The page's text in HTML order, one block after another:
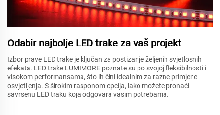
Odabir najbolje LED trake za vaš projekt
Izbor prave LED trake je ključan za postizanje željenih svjetlosnih
efekata. LED trake LUMIMORE poznate su po svojoj fleksibilnosti i
visokom performansama, što ih čini idealnim za razne primjene
osvjetljenja. S širokim rasponom opcija, lako možete pronaći
savršenu LED traku koja odgovara vašim potrebama.